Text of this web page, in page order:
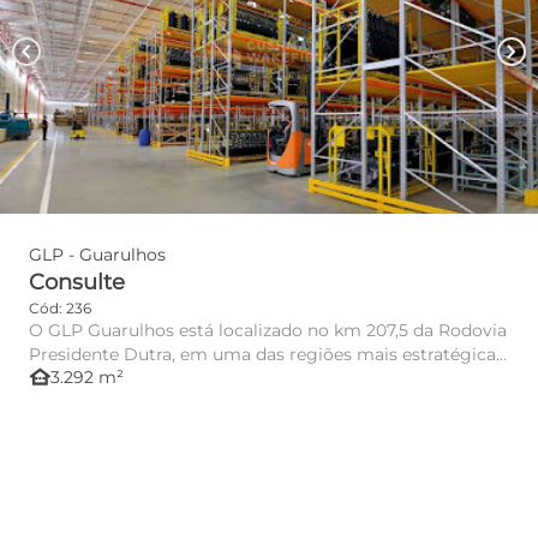
chevron_left chevron_right
GLP - Guarulhos
Consulte
Cód: 236
O GLP Guarulhos está localizado no km 207,5 da Rodovia
Presidente Dutra, em uma das regiões mais estratégicas
para dis...
other_houses3.292 m²